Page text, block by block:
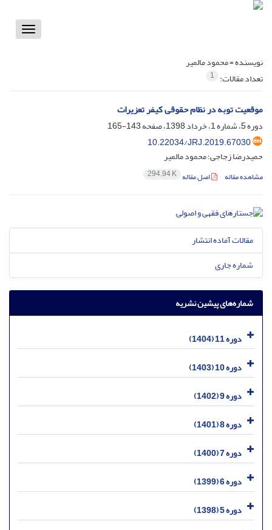
Toggle
نویسنده =محمود مالمیر
تعداد مقالات: 1
موقعیت توبه در نظام حقوقی کیفر تعزیرات
دوره 5، شماره 1، خرداد 1398، صفحه
143-165
10.22034/JRJ.2019.67030
حمیدرضا زجاجی؛ محمود مالمیر
مشاهده مقاله اصل مقاله 294.94 K
مقالات آماده انتشار
شماره جاری
شماره‌های پیشین نشریه
دوره 11 (1404)
دوره 10 (1403)
دوره 9 (1402)
دوره 8 (1401)
دوره 7 (1400)
دوره 6 (1399)
دوره 5 (1398)